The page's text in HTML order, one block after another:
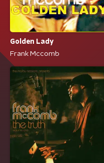
Golden Lady
Frank Mccomb